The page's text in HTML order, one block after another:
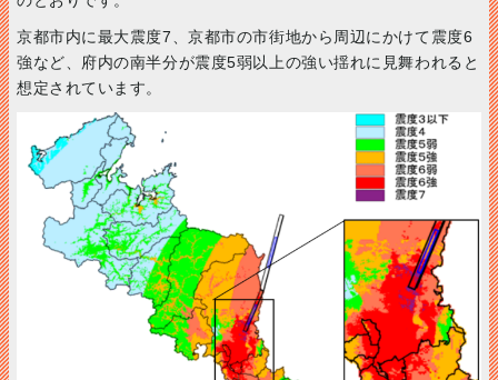
京都市内に最大震度7、京都市の市街地から周辺にかけて震度6
強など、府内の南半分が震度5弱以上の強い揺れに見舞われると
想定されています。